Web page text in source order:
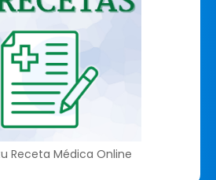
Receta Médica Online